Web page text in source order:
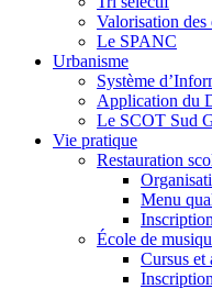
Valorisation des
Le SPANC
Urbanisme
Système
Application du
Le SCOT Sud
Vie pratique
Restauration
Menu
École de
Cursus et